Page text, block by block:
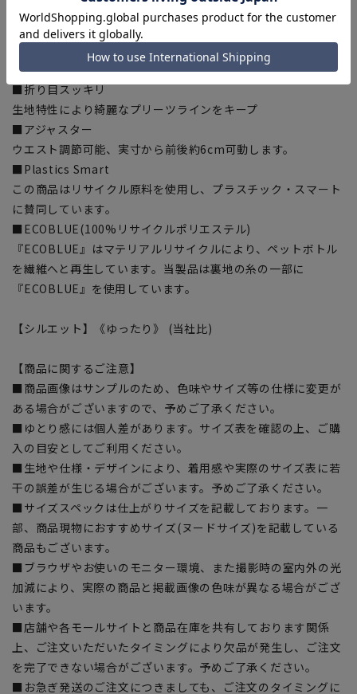
身体の動きを妨げない快適な伸縮性で快適な着心地をサポー
ト。
■ツーパンツ
スラックスを交互に使用することで、スーツ長持ち。
■折り目スッキリ
生地特性により綺麗なプリーツラインをキープ
■アジャスター
ウエスト調節可能、実寸から前後約6cm可動します。
■Plastics Smart
この商品はリサイクル原料を使用し、プラスチック・スマート
に賛同しています。
■ECOBLUE(100%リサイクルポリエステル)
『ECOBLUE』はマテリアルリサイクルにより、ペットボトル
を繊維へと再生しています。当製品は裏地の糸の一部に
『ECOBLUE』を使用しています。
【シルエット】《ゆったり》 (当社比)
【商品に関するご注意】
■商品画像はサンプルのため、色味やサイズ等の仕様に変更が
ある場合がございますので、予めご了承ください。
■ゆとり感には個人差があります。サイズ表を確認の上、ご購
入の目安としてご利用ください。
■生地や仕様・デザインにより、着用感や実際のサイズ表に若
干の誤差が生じる場合がございます。予めご了承ください。
■サイズスペックは仕上がりサイズを記載しております。一
部、商品現物におすすめサイズ(ヌードサイズ)を記載している
商品もございます。
■ブラウザやお使いのモニター環境、また撮影時の室内外の光
加減により、実際の商品と掲載画像の色味が異なる場合がござ
います。
■店舗や各モールサイトと商品在庫を共有しております関係
上、ご注文いただいたタイミングにより欠品が発生し、ご注文
を完了できない場合がございます。予めご了承ください。
■お急ぎ発送のご注文につきましても、ご注文のタイミングに